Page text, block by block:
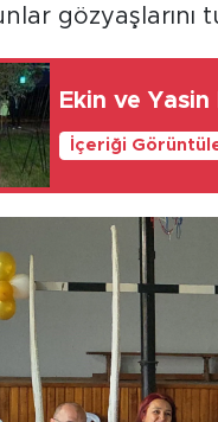
Ekin ve
İçeriği